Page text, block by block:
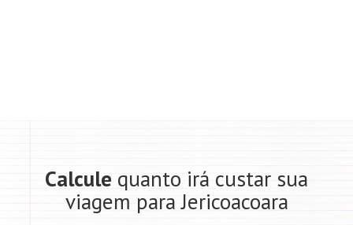
Calcule quanto irá custar sua
viagem para Jericoacoara